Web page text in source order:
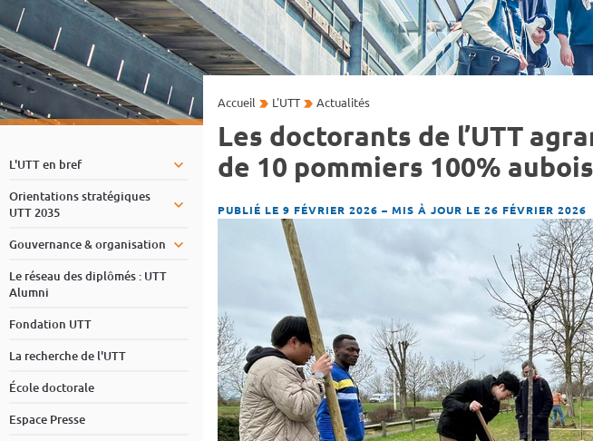
L'UTT en bref
Orientations stratégiques
UTT 2035
Gouvernance & organisation
Le réseau des diplômés : UTT
Alumni
Fondation UTT
La recherche de l'UTT
École doctorale
Espace Presse
Accueil L'UTT Actualités
Les doctorants de l’UTT
de 10 pommiers 100% aubois
PUBLIÉ LE 9 FÉVRIER 2026 – MIS À JOUR LE 26 FÉVRIER 2026